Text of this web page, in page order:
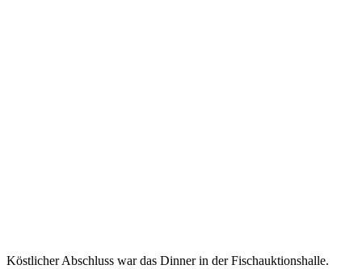
Köstlicher Abschluss war das Dinner in der Fischauktionshalle.